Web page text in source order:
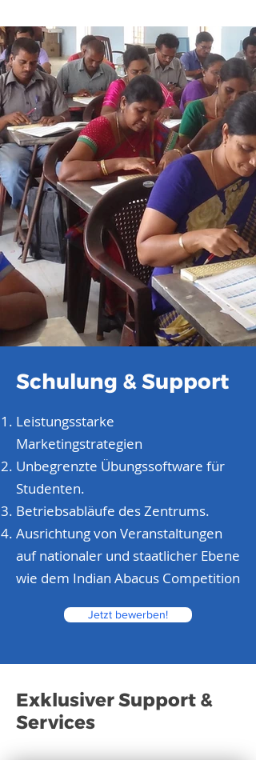
Schulung & Support
Leistungsstarke
Marketingstrategien
Unbegrenzte Übungssoftware für
Studenten.
Betriebsabläufe des Zentrums.
Ausrichtung von Veranstaltungen
auf nationaler und staatlicher Ebene
wie dem Indian Abacus Competition
Jetzt bewerben!
Exklusiver Support &
Services